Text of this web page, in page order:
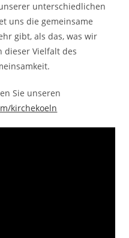
unterschiedlichen
uns die gemeinsame
gibt, als das, was wir
dieser Vielfalt des
Sie unseren
kirchekoeln